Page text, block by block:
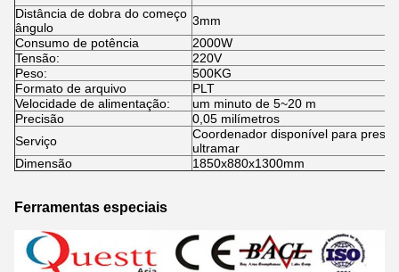
Distância de dobra do começo
ângulo
3mm
Consumo de potência
2000W
Tensão:
220V
Peso:
500KG
Formato de arquivo
PLT
Velocidade de alimentação:
um minuto de 5~20 m
Precisão
0,05 milímetros
Serviço
Coordenador disponível para
ultramar
Dimensão
1850x880x1300mm
Ferramentas especiais